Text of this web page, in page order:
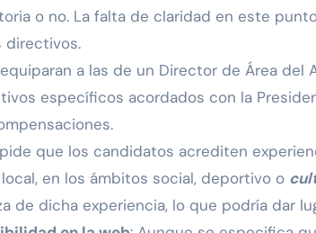
o no. La falta de claridad en este
directivos.
a las de un Director de Área del
específicos acordados con la
que los candidatos acrediten
en los ámbitos social, deportivo o
de dicha experiencia, lo que podría dar